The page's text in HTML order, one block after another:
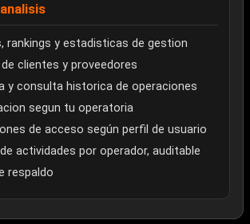
rankings y estadisticas de gestion
clientes y proveedores
y consulta historica de operaciones
segun tu operatoria
de acceso según perfil de usuario
actividades por operador, auditable
respaldo